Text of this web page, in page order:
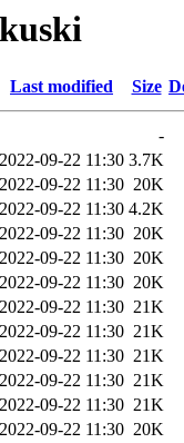
Last modified Size
-
2022-09-22 11:30 3.7K
2022-09-22 11:30 20K
2022-09-22 11:30 4.2K
2022-09-22 11:30 20K
2022-09-22 11:30 20K
2022-09-22 11:30 20K
2022-09-22 11:30 21K
2022-09-22 11:30 21K
2022-09-22 11:30 21K
2022-09-22 11:30 21K
2022-09-22 11:30 21K
2022-09-22 11:30 20K